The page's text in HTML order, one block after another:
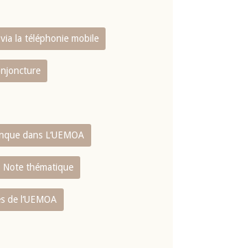
la téléphonie mobile
dans L‘UEMOA
Note thématique
de l‘UEMOA